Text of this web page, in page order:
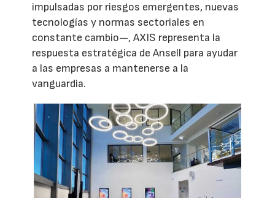
impulsadas por riesgos emergentes, nuevas
tecnologías y normas sectoriales en
constante cambio—, AXIS representa la
respuesta estratégica de Ansell para ayudar
a las empresas a mantenerse a la
vanguardia.